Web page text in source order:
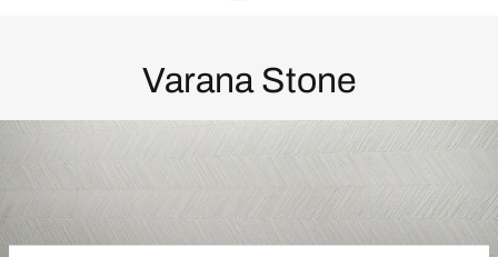
Varana Stone